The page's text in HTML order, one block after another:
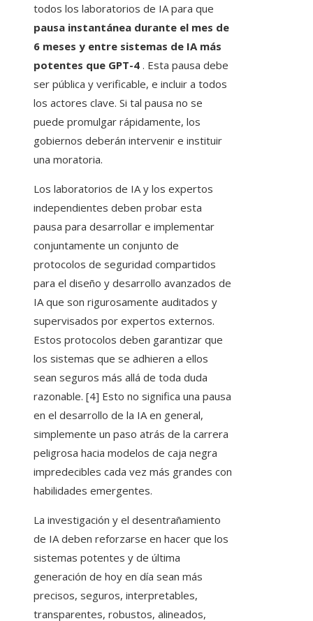
todos los laboratorios de IA para que
pausa instantánea durante el mes de
6 meses y entre sistemas de IA más
potentes que GPT-4 . Esta pausa debe
ser pública y verificable, e incluir a todos
los actores clave. Si tal pausa no se
puede promulgar rápidamente, los
gobiernos deberán intervenir e instituir
una moratoria.
Los laboratorios de IA y los expertos
independientes deben probar esta
pausa para desarrollar e implementar
conjuntamente un conjunto de
protocolos de seguridad compartidos
para el diseño y desarrollo avanzados de
IA que son rigurosamente auditados y
supervisados ​​por expertos externos.
Estos protocolos deben garantizar que
los sistemas que se adhieren a ellos
sean seguros más allá de toda duda
razonable. [4] Esto no significa una pausa
en el desarrollo de la IA en general,
simplemente un paso atrás de la carrera
peligrosa hacia modelos de caja negra
impredecibles cada vez más grandes con
habilidades emergentes.
La investigación y el desentrañamiento
de IA deben reforzarse en hacer que los
sistemas potentes y de última
generación de hoy en día sean más
precisos, seguros, interpretables,
transparentes, robustos, alineados,